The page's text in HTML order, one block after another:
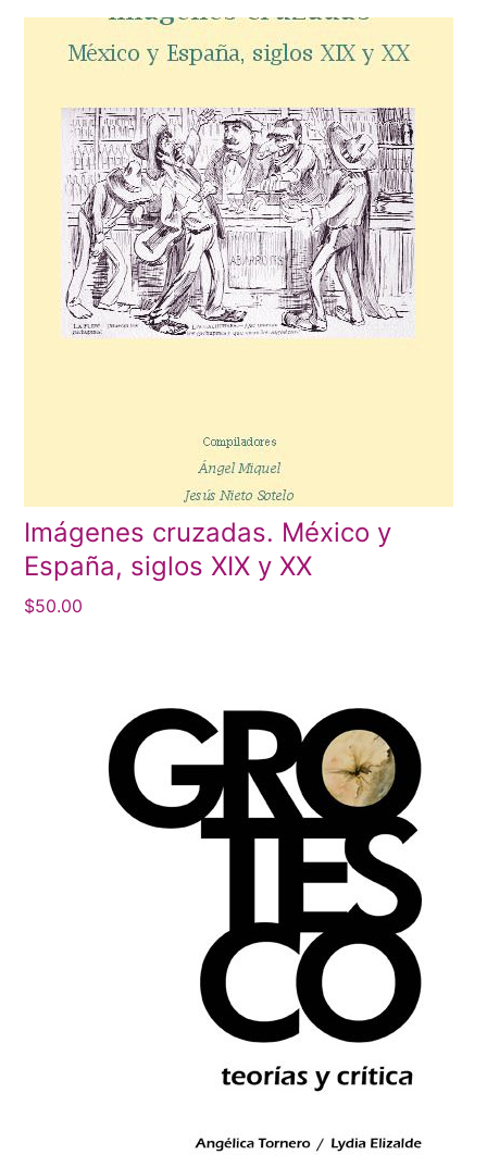
Imágenes cruzadas. México y
España, siglos XIX y XX
$50.00